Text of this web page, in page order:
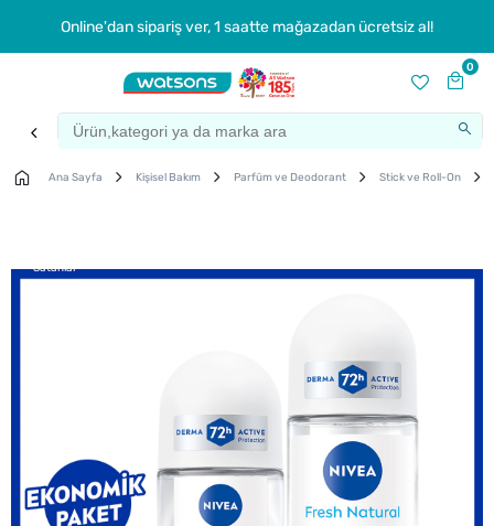
Online'dan sipariş ver, 1 saatte mağazadan ücretsiz al!
0
Ana Sayfa Kişisel Bakım Parfüm ve Deodorant Stick ve Roll-On
Satanlar